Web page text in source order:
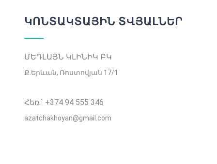
ԿՈՆՏԱԿՏԱՅԻՆ ՏՎՅԱԼՆԵՐ
ՄԵԴԼԱՅՆ ԿԼԻՆԻԿ ԲԿ
Ք․Երևան, Ռոստովյան 17/1
Հեռ.` +374 94 555 346
azatchakhoyan@gmail.com